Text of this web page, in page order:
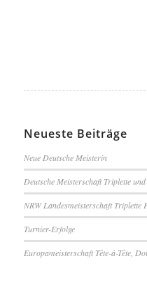
Neueste Beiträge
Neue Deutsche Meisterin
Deutsche Meisterschaft Triplette
NRW Landesmeisterschaft Triplette
Turnier-Erfolge
Europameisterschaft Tête-à-Tête,